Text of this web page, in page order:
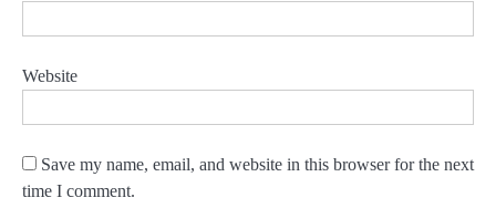
Website
Save my name, email, and website in this browser for the next
time I comment.